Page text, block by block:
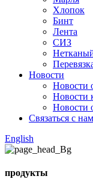
Хлопок
Бинт
Лента
СИЗ
Новости
Новости
Новости
Новости
Связаться с
English
продукты